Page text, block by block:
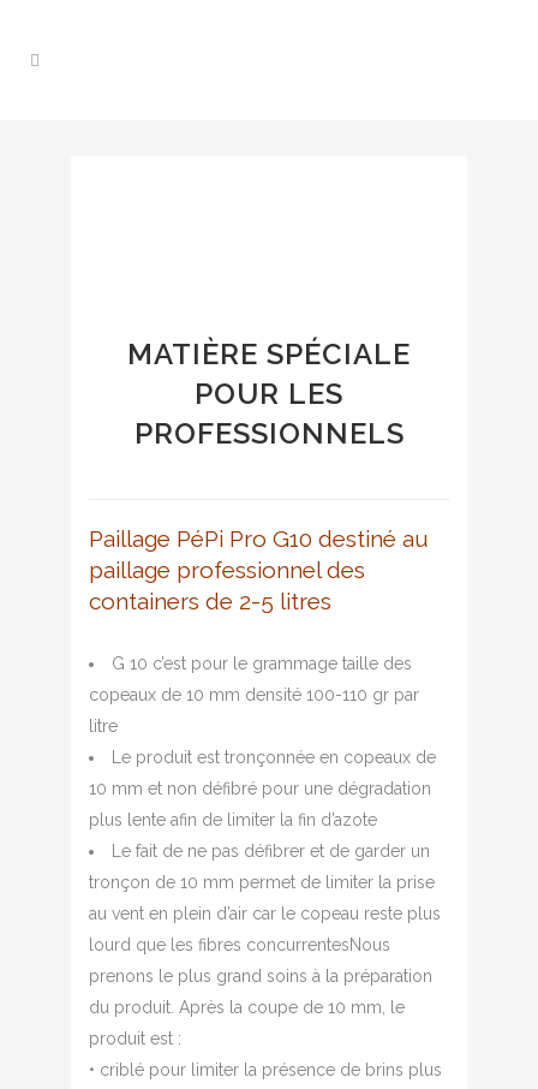
MATIÈRE SPÉCIALE
POUR LES
PROFESSIONNELS
Paillage PéPi Pro G10 destiné au
paillage professionnel des
containers de 2-5 litres
G 10 c’est pour le grammage taille des
copeaux de 10 mm densité 100-110 gr par
litre
Le produit est tronçonnée en copeaux de
10 mm et non défibré pour une dégradation
plus lente afin de limiter la fin d’azote
Le fait de ne pas défibrer et de garder un
tronçon de 10 mm permet de limiter la prise
au vent en plein d’air car le copeau reste plus
lourd que les fibres concurrentesNous
prenons le plus grand soins à la préparation
du produit. Après la coupe de 10 mm, le
produit est :
• criblé pour limiter la présence de brins plus